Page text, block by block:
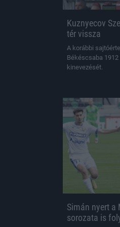
Kuznyecov
tér vissza
A korábbi
Békéscsaba
kinevezését.
Simán nyert a
sorozata is